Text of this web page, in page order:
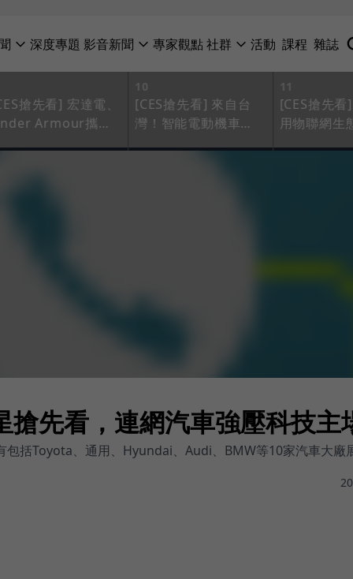
深度專題 影音新聞 專家觀點社群 活動 課程 雜誌
搶先看] 宏達電、
Armour攜
10
[CES搶先看] 來自台
灣！智能電動機車
11
[CES搶先看
用物聯網生
搶先看，連網汽車強壓科技主
包括Toyota、通用、Hyundai、Audi、BMW等10家汽車大廠